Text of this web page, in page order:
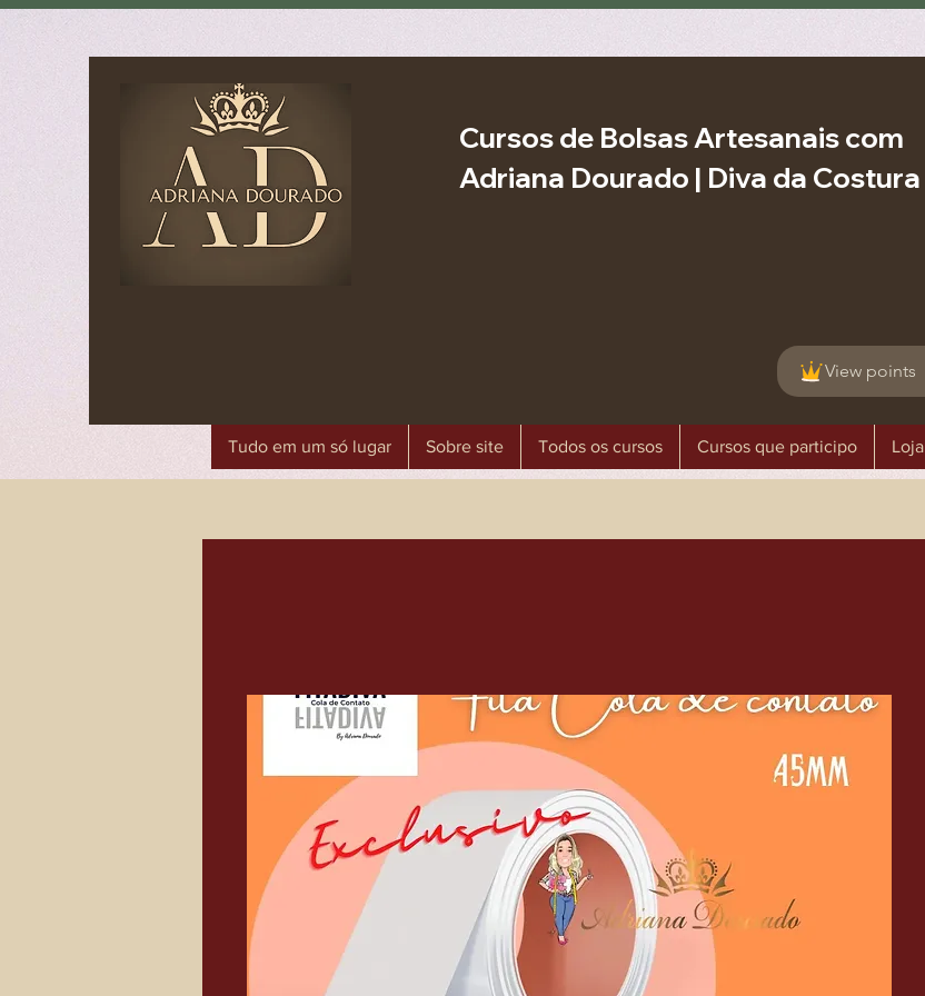
Cursos de Bolsas Artesanais com
Adriana Dourado | Diva da Costura
View points
Tudo em um só lugar Sobre site Todos os cursos Cursos que participo Loja